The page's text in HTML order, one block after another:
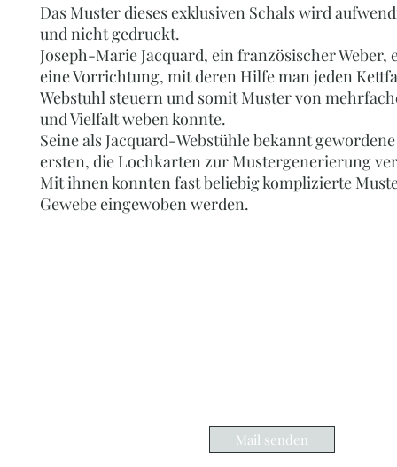
Das Muster dieses exklusiven Schals wird
und nicht gedruckt.
Joseph-Marie Jacquard, ein französischer Weber,
eine Vorrichtung, mit deren Hilfe man jeden
Webstuhl steuern und somit Muster von
und Vielfalt weben konnte.
Seine als Jacquard-Webstühle bekannt
ersten, die Lochkarten zur Mustergenerierung
Mit ihnen konnten fast beliebig komplizierte
Gewebe eingewoben werden.
Mail senden